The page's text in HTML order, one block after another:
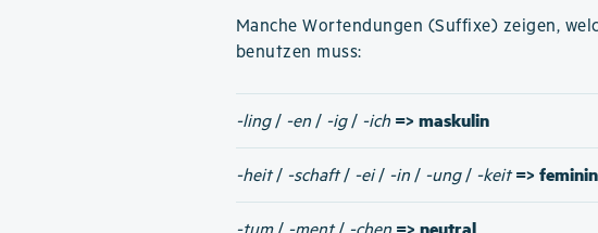
Manche Wortendungen (Suffixe) zeigen,
benutzen muss:
-ling/ -en/ -ig/ -ich => maskulin
-heit/ -schaft/ -ei/ -in/ -ung/ -keit => feminin